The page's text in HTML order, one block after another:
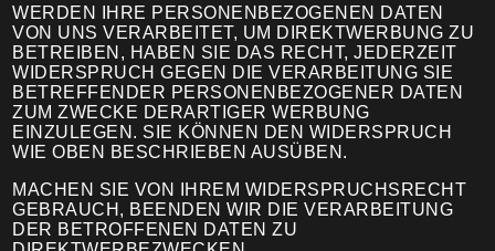
WERDEN IHRE PERSONENBEZOGENEN DATEN
VON UNS VERARBEITET, UM DIREKTWERBUNG ZU
BETREIBEN, HABEN SIE DAS RECHT, JEDERZEIT
WIDERSPRUCH GEGEN DIE VERARBEITUNG SIE
BETREFFENDER PERSONENBEZOGENER DATEN
ZUM ZWECKE DERARTIGER WERBUNG
EINZULEGEN. SIE KÖNNEN DEN WIDERSPRUCH
WIE OBEN BESCHRIEBEN AUSÜBEN.
MACHEN SIE VON IHREM WIDERSPRUCHSRECHT
GEBRAUCH, BEENDEN WIR DIE VERARBEITUNG
DER BETROFFENEN DATEN ZU